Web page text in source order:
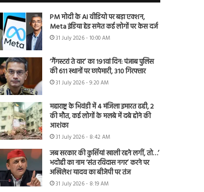
PM मोदी के AI वीडियो पर बड़ा एक्शन,
Meta इंडिया हेड समेत कई लोगों पर केस दर्ज
31 July 2026 - 10:00 AM
‘गैंगस्टरां ते वार’ का 191वां दिन: पंजाब पुलिस
की 611 स्थानों पर छापेमारी, 310 गिरफ्तार
31 July 2026 - 9:20 AM
महाराष्ट्र के भिवंडी में 4 मंजिला इमारत ढही, 2
की मौत, कई लोगों के मलबे में दबे होने की
आशंका
31 July 2026 - 8:42 AM
जब सरकार की कुर्सियां खाली रहने लगीं, तो…’
भदोही का नाम ‘संत रविदास नगर’ करने पर
अखिलेश यादव का बीजेपी पर तंज
31 July 2026 - 8:19 AM